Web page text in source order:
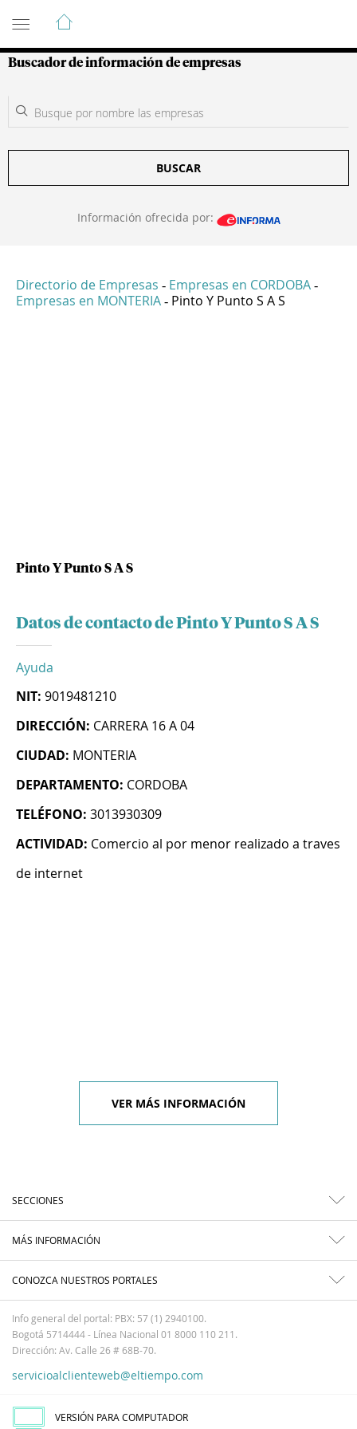
Guía de Empresas Colombianas
Buscador de información de empresas
BUSCAR
Información ofrecida por:
Directorio de Empresas - Empresas en CORDOBA -
Empresas en MONTERIA - Pinto Y Punto S A S
Pinto Y Punto S A S
Datos de contacto de Pinto Y Punto S A S
Ayuda
NIT: 9019481210
DIRECCIÓN: CARRERA 16 A 04
CIUDAD: MONTERIA
DEPARTAMENTO: CORDOBA
TELÉFONO: 3013930309
ACTIVIDAD: Comercio al por menor realizado a traves
de internet
VER MÁS INFORMACIÓN
SECCIONES
MÁS INFORMACIÓN
CONOZCA NUESTROS PORTALES
Info general del portal: PBX: 57 (1) 2940100.
Bogotá 5714444 - Línea Nacional 01 8000 110 211.
Dirección: Av. Calle 26 # 68B-70.
servicioalclienteweb@eltiempo.com
VERSIÓN PARA COMPUTADOR